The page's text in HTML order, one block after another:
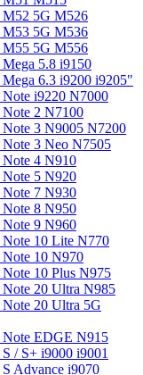
M52 5G M526
M53 5G M536
M55 5G M556
5.8 i9150
6.3 i9200 i9205"
i9220 N7000
2 N7100
3 N9005 N7200
3 Neo N7505
Note 4 N910
Note 5 N920
Note 7 N930
Note 8 N950
Note 9 N960
Note 10 Lite N770
10 N970
10 Plus N975
20 Ultra N985
20 Ultra 5G
Note EDGE N915
/ S+ i9000 i9001
Advance i9070